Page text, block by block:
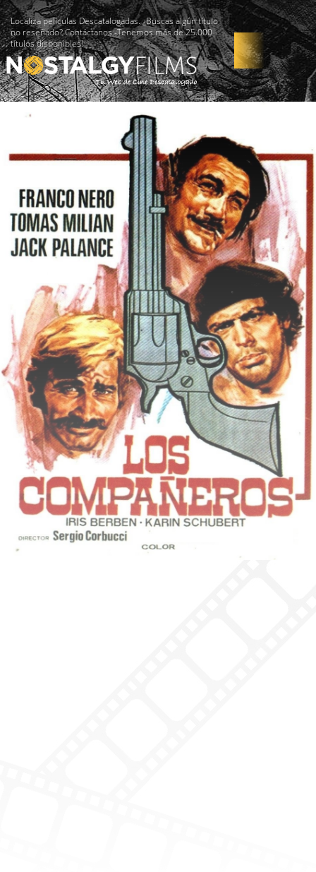
Localiza películas Descatalogadas. ¿Buscas algún título
no reseñado? Contáctanos -Tenemos más de 25.000
títulos disponibles!